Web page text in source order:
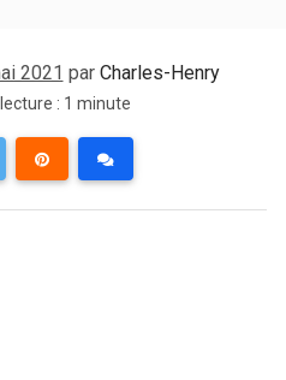
2021 par Charles-Henry
: 1 minute